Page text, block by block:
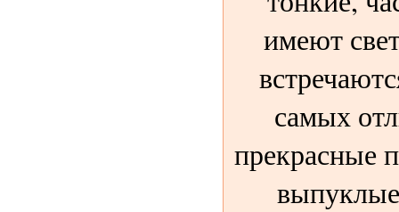
имеют
самых
прекрасные